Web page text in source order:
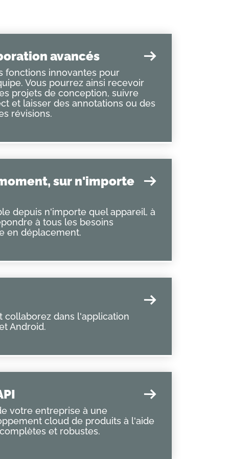
avancés
fonctions innovantes pour
Vous pourrez ainsi recevoir
projets de conception, suivre
et laisser des annotations ou des
révisions.
sur n'importe
depuis n'importe quel appareil, à
à tous les besoins
en déplacement.
collaborez dans l'application
Android.
votre entreprise à une
cloud de produits à l'aide
et robustes.